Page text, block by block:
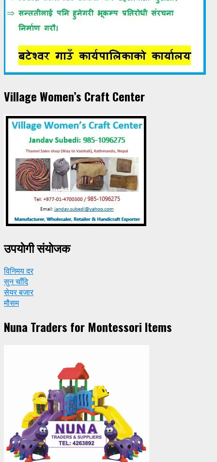
Village Women’s Craft Center
उपयाेगी संयाेजक
विनिमय दर
सुन चाँदि
सेयर बजार
मौसम
Nuna Traders for Montessori Items